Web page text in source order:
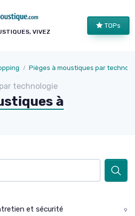
VIVEZ
TOPs
Pièges à moustiques par
technologie
à
et sécurité 9